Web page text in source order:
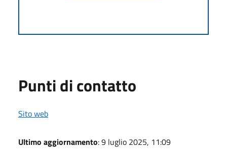
Punti di contatto
Sito web
Ultimo aggiornamento: 9 luglio 2025, 11:09